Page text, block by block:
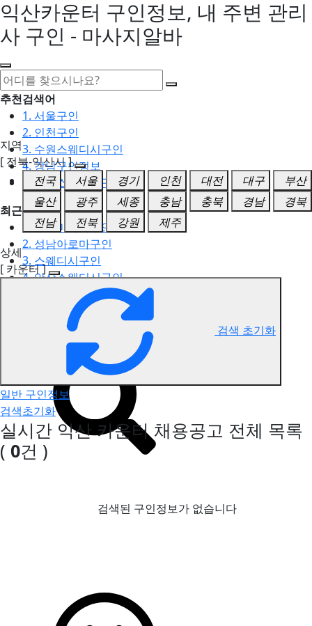
익산카운터 구인정보, 내 주변 관리
사 구인 - 마사지알바
추천검색어
1. 서울구인
2. 인천구인
3. 수원스웨디시구인
4. 강남구인정보
5. 동탄스웨디시구인
최근검색어
1. 일산마사지구인
2. 성남아로마구인
3. 스웨디시구인
4. 안산스웨디시구인
5. 아로마구인
익산 카운터 구인정보
지역
[ 전북-익산시 ]
전국
서울 경기 인천 대전 대구
부산
울산
광주 세종 충남 충북 경남
경북
전남
전북 강원
제주
상세
[ 카운터 ]
검색 초기화
일반 구인정보
검색초기화
실시간 익산 카운터 채용공고 전체 목록
( 0건 )
검색된 구인정보가 없습니다